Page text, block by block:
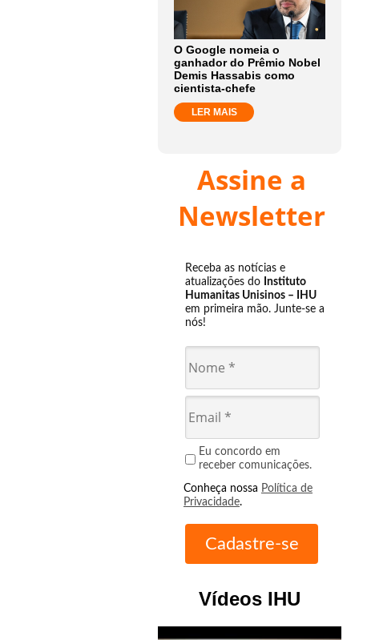
O Google nomeia o
ganhador do Prêmio Nobel
Demis Hassabis como
cientista-chefe
LER MAIS
Assine a
Newsletter
Receba as notícias e
atualizações do Instituto
Humanitas Unisinos – IHU
em primeira mão. Junte-se a
nós!
Eu concordo em
receber comunicações.
Conheça nossa Política de
Privacidade.
Vídeos IHU